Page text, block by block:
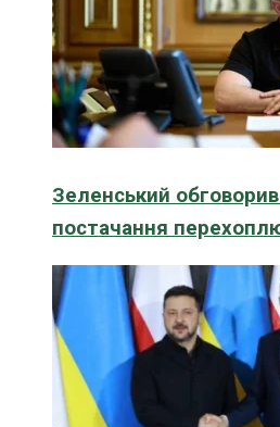
Зеленський
постачання